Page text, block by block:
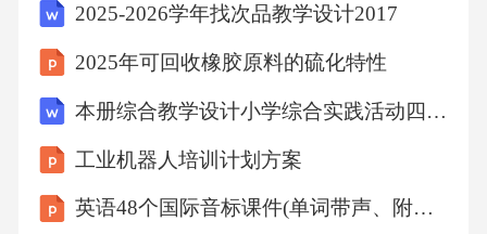
多数成员从C往后挖，C比B集中了更多的算
力，从A由B出发的分叉链的长度大概率无法超
过从A由C出发的分叉链的长度所以他继续制造
只是在浪费精力。2.1.2
比特币共识算法那么理性的成员必然会放弃当
2025-2026学年找次品教学设计2017
2025年可回收橡胶原料的硫化特性
本册综合教学设计小学综合实践活动四年级湘科版
工业机器人培训计划方案
英语48个国际音标课件(单词带声、附有声国际音标图)